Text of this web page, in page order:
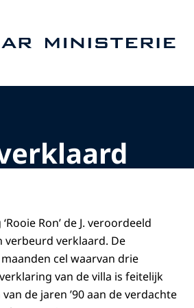
Ron’ de J. veroordeeld
verbeurd verklaard. De
cel waarvan drie
van de villa is feitelijk
de jaren ’90 aan de verdachte